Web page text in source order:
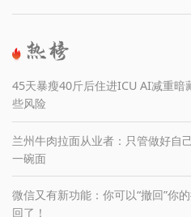
45天暴瘦40斤后住进ICU AI减重暗
些风险
兰州牛肉拉面从业者：只管做好自
一碗面
微信又有新功能：你可以“撤回”你
回了！